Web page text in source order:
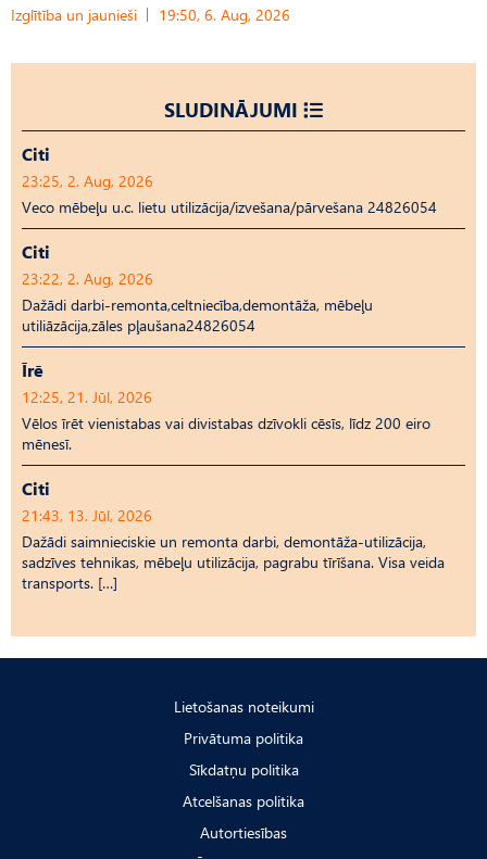
Izglītība un jaunieši 19:50, 6. Aug, 2026
SLUDINĀJUMI
Citi
23:25, 2. Aug, 2026
Veco mēbeļu u.c. lietu utilizācija/izvešana/pārvešana 24826054
Citi
23:22, 2. Aug, 2026
Dažādi darbi-remonta,celtniecība,demontāža, mēbeļu
utiliāzācija,zāles pļaušana24826054
Īrē
12:25, 21. Jūl, 2026
Vēlos īrēt vienistabas vai divistabas dzīvokli cēsīs, līdz 200 eiro
mēnesī.
Citi
21:43, 13. Jūl, 2026
Dažādi saimnieciskie un remonta darbi, demontāža-utilizācija,
sadzīves tehnikas, mēbeļu utilizācija, pagrabu tīrīšana. Visa veida
transports. […]
Lietošanas noteikumi
Privātuma politika
Sīkdatņu politika
Atcelšanas politika
Autortiesības